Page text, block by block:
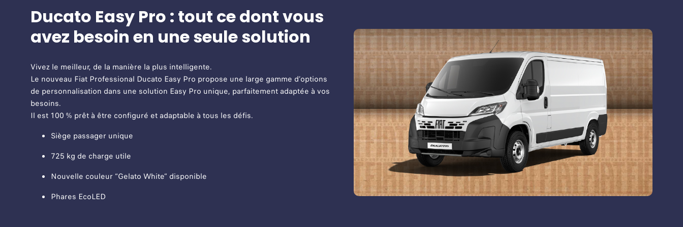
Ducato Easy Pro : tout ce dont vous
avez besoin en une seule solution
Vivez le meilleur, de la manière la plus intelligente.
Le nouveau Fiat Professional Ducato Easy Pro propose une large gamme d’options
de personnalisation dans une solution Easy Pro unique, parfaitement adaptée à vos
besoins.
Il est 100 % prêt à être configuré et adaptable à tous les défis.
Siège passager unique
725 kg de charge utile
Nouvelle couleur “Gelato White” disponible
Phares EcoLED